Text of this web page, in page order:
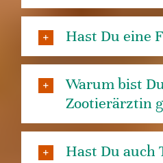
Hast Du eine
Warum bist
Zootierärztin
Hast Du auch